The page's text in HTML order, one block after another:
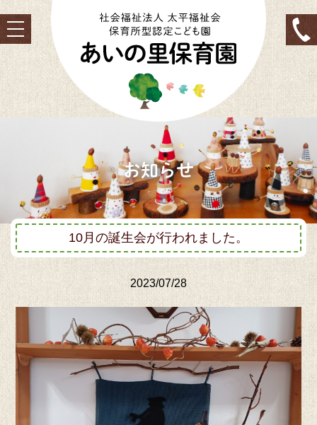
toggle
navigation
お知らせ
10月の誕生会が行われました。
2023/07/28